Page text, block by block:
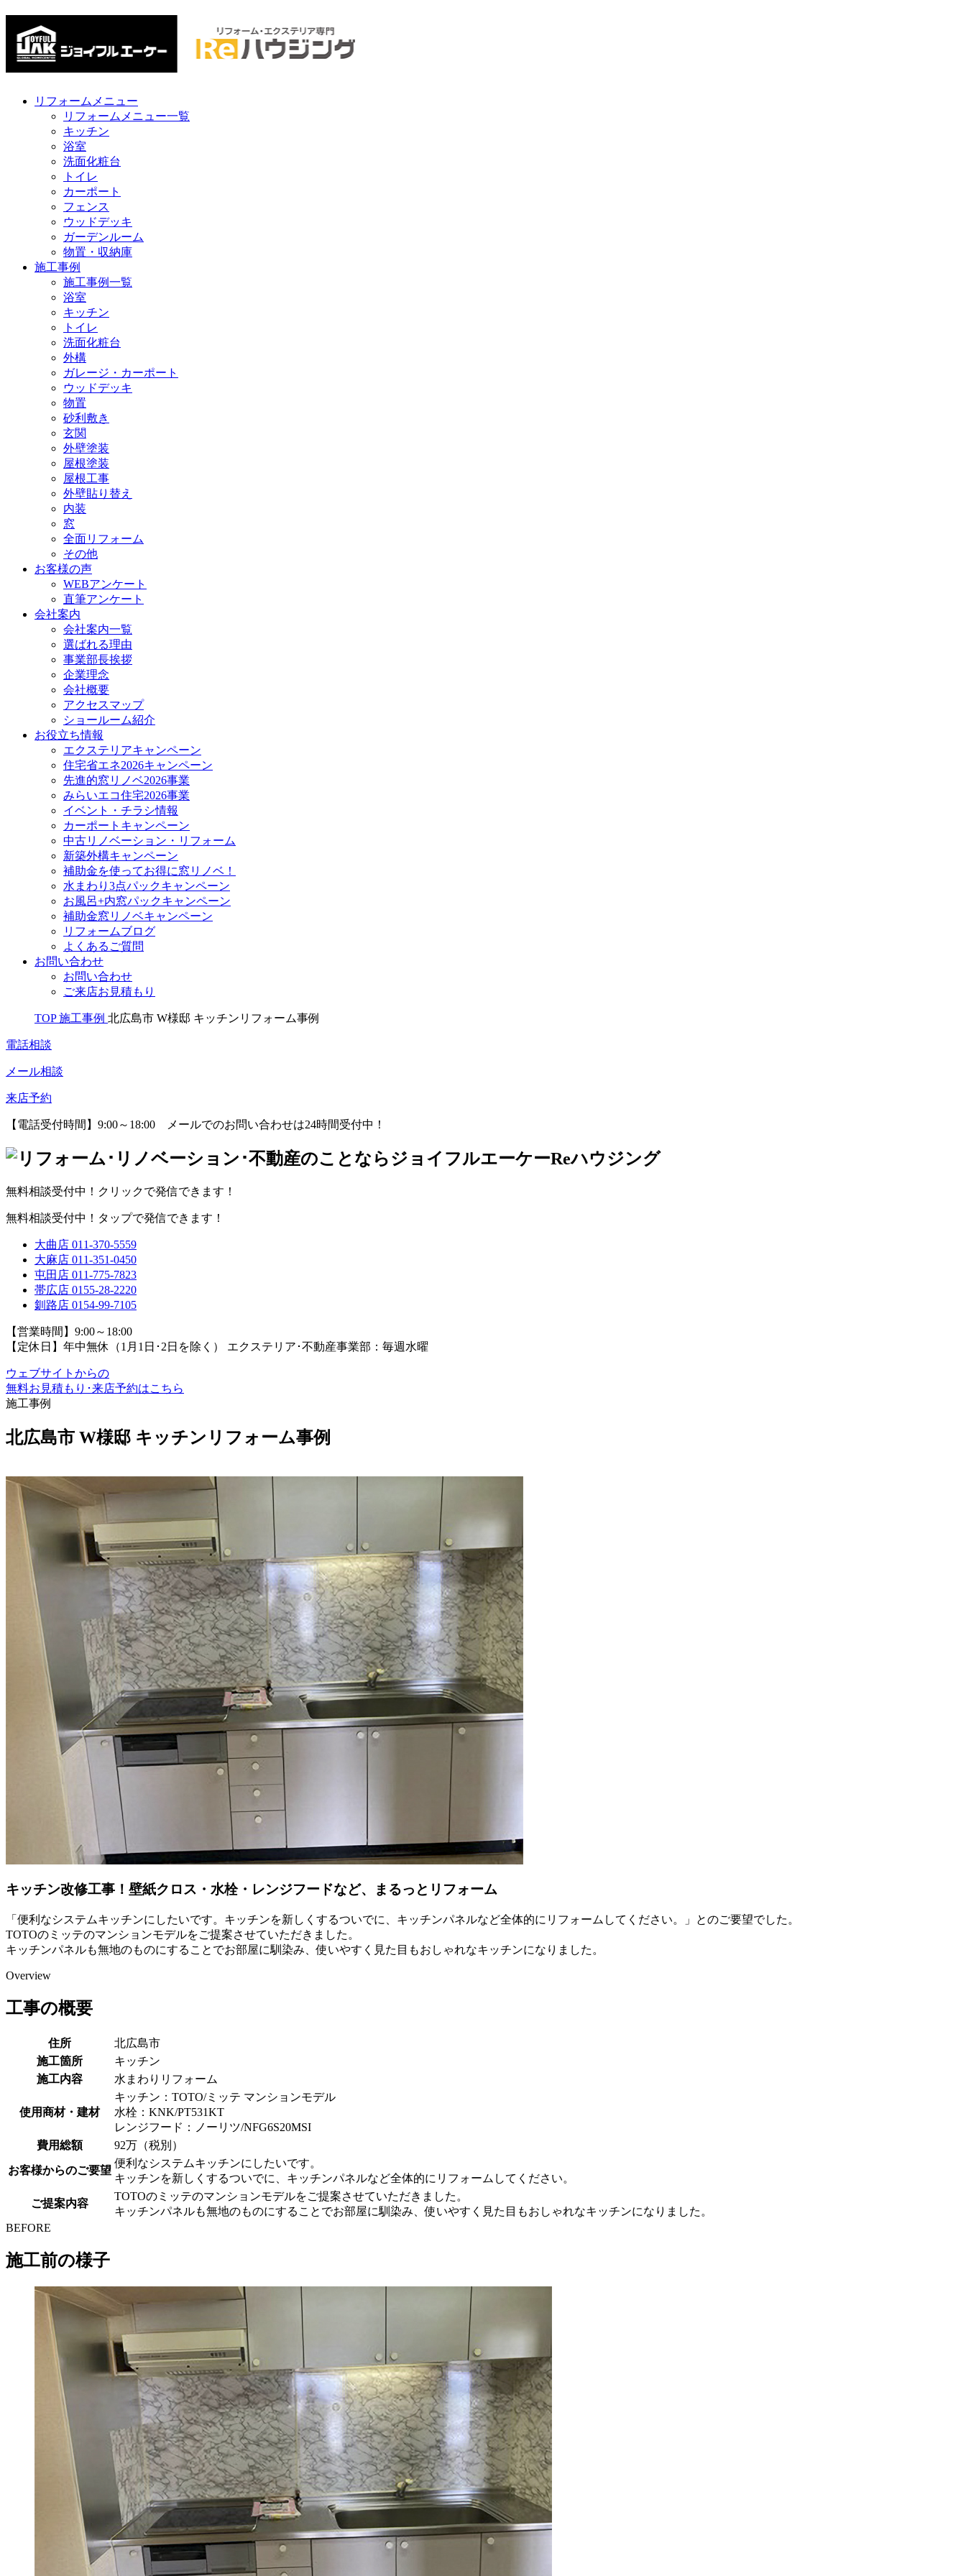
リフォームメニュー
リフォームメニュー一覧
キッチン
浴室
洗面化粧台
トイレ
カーポート
フェンス
ウッドデッキ
ガーデンルーム
物置・収納庫
施工事例
施工事例一覧
浴室
キッチン
トイレ
洗面化粧台
外構
ガレージ・カーポート
ウッドデッキ
物置
砂利敷き
玄関
外壁塗装
屋根塗装
屋根工事
外壁貼り替え
内装
窓
全面リフォーム
その他
お客様の声
WEBアンケート
直筆アンケート
会社案内
会社案内一覧
選ばれる理由
事業部長挨拶
企業理念
会社概要
アクセスマップ
ショールーム紹介
お役立ち情報
エクステリアキャンペーン
住宅省エネ2026キャンペーン
先進的窓リノベ2026事業
みらいエコ住宅2026事業
イベント・チラシ情報
カーポートキャンペーン
中古リノベーション・リフォーム
新築外構キャンペーン
補助金を使ってお得に窓リノベ！
水まわり3点パックキャンペーン
お風呂+内窓パックキャンペーン
補助金窓リノベキャンペーン
リフォームブログ
よくあるご質問
お問い合わせ
お問い合わせ
ご来店お見積もり
TOP 施工事例 北広島市 W様邸 キッチンリフォーム事例
電話相談
メール相談
来店予約
【電話受付時間】9:00～18:00 メールでのお問い合わせは24時間受付中！
無料相談受付中！クリックで発信できます！
無料相談受付中！タップで発信できます！
大曲店 011-370-5559
大麻店 011-351-0450
屯田店 011-775-7823
帯広店 0155-28-2220
釧路店 0154-99-7105
【営業時間】9:00～18:00
【定休日】年中無休（1月1日･2日を除く） エクステリア･不動産事業部：毎週水曜
ウェブサイトからの
無料お見積もり･来店予約はこちら
施工事例
北広島市 W様邸 キッチンリフォーム事例
キッチン改修工事！壁紙クロス・水栓・レンジフードなど、まるっとリフォーム
「便利なシステムキッチンにしたいです。キッチンを新しくするついでに、キッチンパネルなど全体的にリフォームしてください。」とのご要望でした。
TOTOのミッテのマンションモデルをご提案させていただきました。
キッチンパネルも無地のものにすることでお部屋に馴染み、使いやすく見た目もおしゃれなキッチンになりました。
Overview
工事の概要
住所
北広島市
施工箇所
キッチン
施工内容
水まわりリフォーム
使用商材・建材
キッチン：TOTO/ミッテ マンションモデル
水栓：KNK/PT531KT
レンジフード：ノーリツ/NFG6S20MSI
費用総額
92万（税別）
お客様からのご要望
便利なシステムキッチンにしたいです。
キッチンを新しくするついでに、キッチンパネルなど全体的にリフォームしてください。
ご提案内容
TOTOのミッテのマンションモデルをご提案させていただきました。
キッチンパネルも無地のものにすることでお部屋に馴染み、使いやすく見た目もおしゃれなキッチンになりました。
BEFORE
施工前の様子